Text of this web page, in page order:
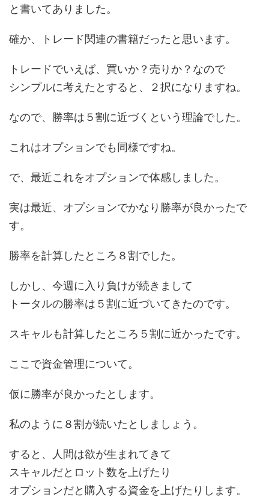
と書いてありました。
確か、トレード関連の書籍だったと思います。
トレードでいえば、買いか？売りか？なので
シンプルに考えたとすると、２択になりますね。
なので、勝率は５割に近づくという理論でした。
これはオプションでも同様ですね。
で、最近これをオプションで体感しました。
実は最近、オプションでかなり勝率が良かったで
す。
勝率を計算したところ８割でした。
しかし、今週に入り負けが続きまして
トータルの勝率は５割に近づいてきたのです。
スキャルも計算したところ５割に近かったです。
ここで資金管理について。
仮に勝率が良かったとします。
私のように８割が続いたとしましょう。
すると、人間は欲が生まれてきて
スキャルだとロット数を上げたり
オプションだと購入する資金を上げたりします。